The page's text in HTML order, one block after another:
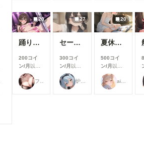
20
踊り子さん
200コイ
ン/月 以上
支援すると
見ることが
できます
フランチェシカ・ホッチポッチ（元ごった煮）
27
セーラーちゃんと先生 26-08-04
300コイ
ン/月 以上
支援すると
見ることが
できます
炉巨猫@今日はこれでいいかな
20
夏休みに覚えたこと
500コイ
ン/月 以上
支援すると
見ることが
できます
ailovepui